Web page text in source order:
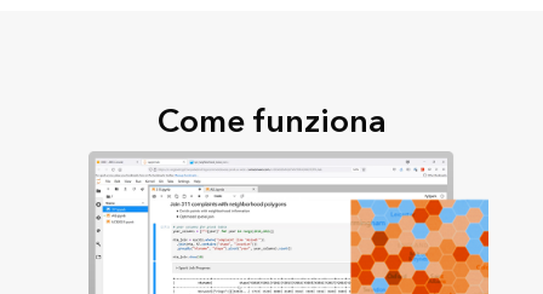
Come funziona